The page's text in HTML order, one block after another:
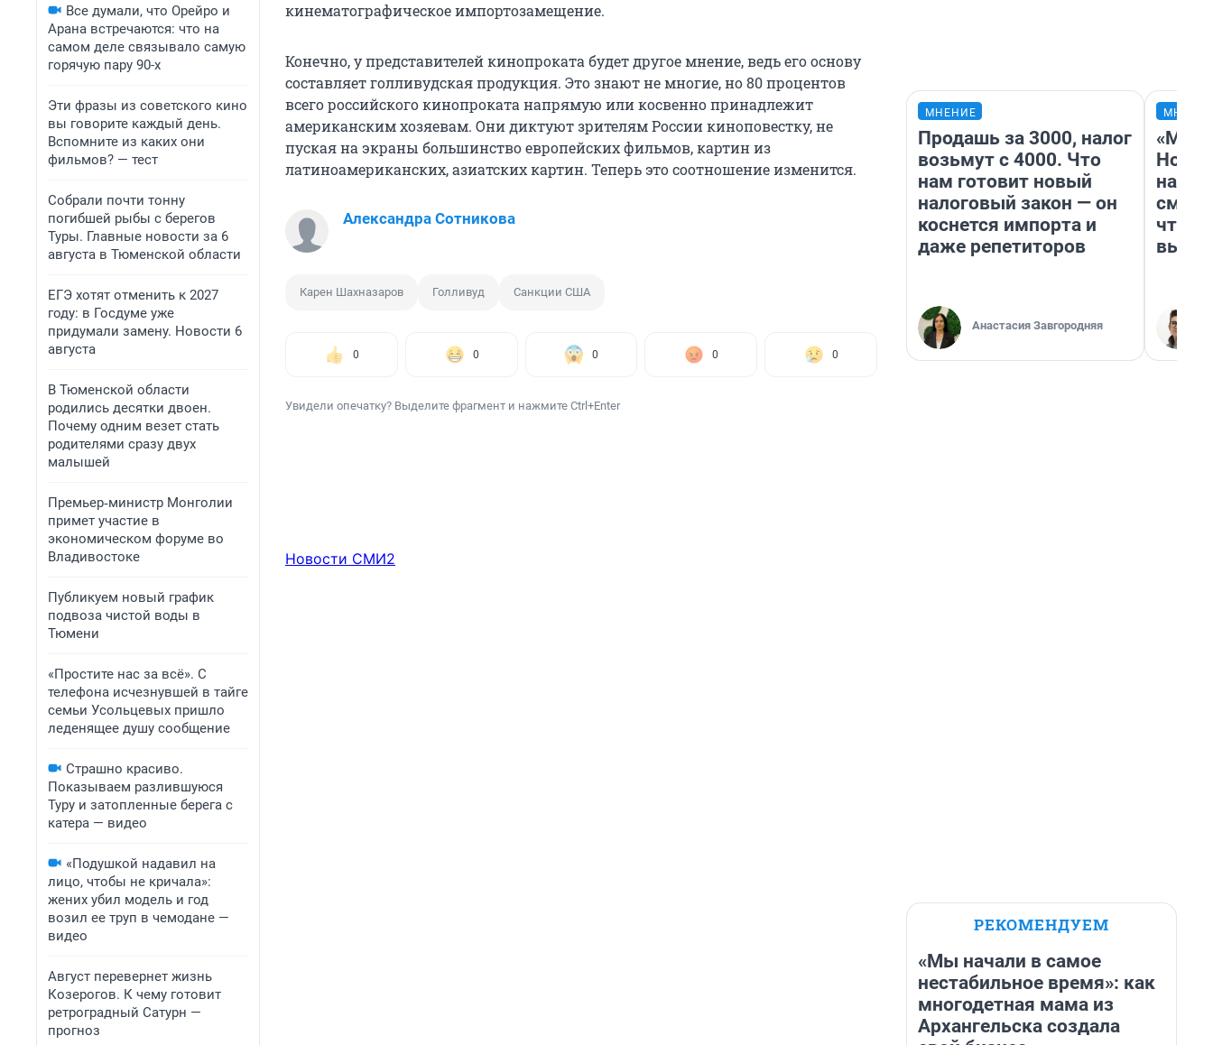
Все думали, что Орейро и
Арана встречаются: что на
самом деле связывало самую
горячую пару 90-х
Эти фразы из советского кино
вы говорите каждый день.
Вспомните из каких они
фильмов? — тест
Собрали почти тонну
погибшей рыбы с берегов
Туры. Главные новости за 6
августа в Тюменской области
ЕГЭ хотят отменить к 2027
году: в Госдуме уже
придумали замену. Новости 6
августа
В Тюменской области
родились десятки двоен.
Почему одним везет стать
родителями сразу двух
малышей
Премьер‑министр Монголии
примет участие в
экономическом форуме во
Владивостоке
Публикуем новый график
подвоза чистой воды в
Тюмени
«Простите нас за всё». С
телефона исчезнувшей в тайге
семьи Усольцевых пришло
леденящее душу сообщение
Страшно красиво.
Показываем разлившуюся
Туру и затопленные берега с
катера — видео
«Подушкой надавил на
лицо, чтобы не кричала»:
жених убил модель и год
возил ее труп в чемодане —
видео
Август перевернет жизнь
Козерогов. К чему готовит
ретроградный Сатурн —
прогноз
кинематографическое импортозамещение.
Конечно, у представителей кинопроката будет другое мнение, ведь его основу
составляет голливудская продукция. Это знают не многие, но 80 процентов
всего российского кинопроката напрямую или косвенно принадлежит
американским хозяевам. Они диктуют зрителям России киноповестку, не
пуская на экраны большинство европейских фильмов, картин из
латиноамериканских, азиатских картин. Теперь это соотношение изменится.
Александра Сотникова
Карен Шахназаров Голливуд Санкции США
0 0 0 0 0
Увидели опечатку? Выделите фрагмент и нажмите Ctrl+Enter
Новости СМИ2
МНЕНИЕ
Продашь за 3000, налог
возьмут с 4000. Что
нам готовит новый
налоговый закон — он
коснется импорта и
даже репетиторов
Анастасия Завгородняя
«Мы
РЕКОМЕНДУЕМ
«Мы начали в самое
нестабильное время»: как
многодетная мама из
Архангельска создала